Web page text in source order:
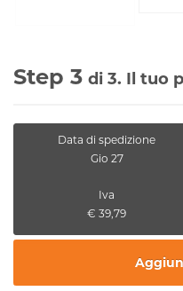
Step 3 di 3. Il tuo
Data di spedizione
Gio 27
Iva
€ 39,79